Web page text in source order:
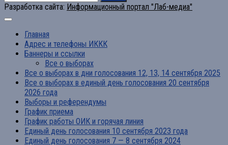
Разработка сайта: Информационный портал "Лаб-медиа"
Главная
Адрес и телефоны ИККК
Баннеры и ссылки
Все о выборах
Все о выборах в дни голосования 12, 13, 14 сентября 2025
Все о выборах в единый день голосования 20 сентября
2026 года
Выборы и референдумы
График приема
График работы ОИК и горячая линия
Единый день голосования 10 сентября 2023 года
Единый день голосования 7 — 8 сентября 2024